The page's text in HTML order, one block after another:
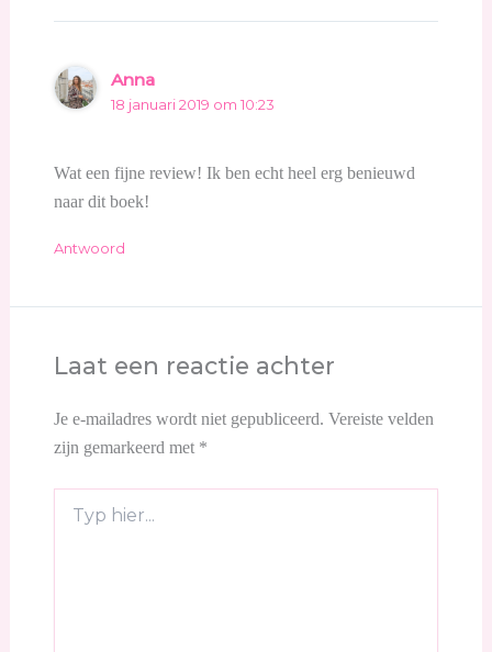
Anna
18 januari 2019 om 10:23
Wat een fijne review! Ik ben echt heel erg benieuwd
naar dit boek!
Antwoord
Laat een reactie achter
Je e-mailadres wordt niet gepubliceerd. Vereiste velden
zijn gemarkeerd met *
hier...